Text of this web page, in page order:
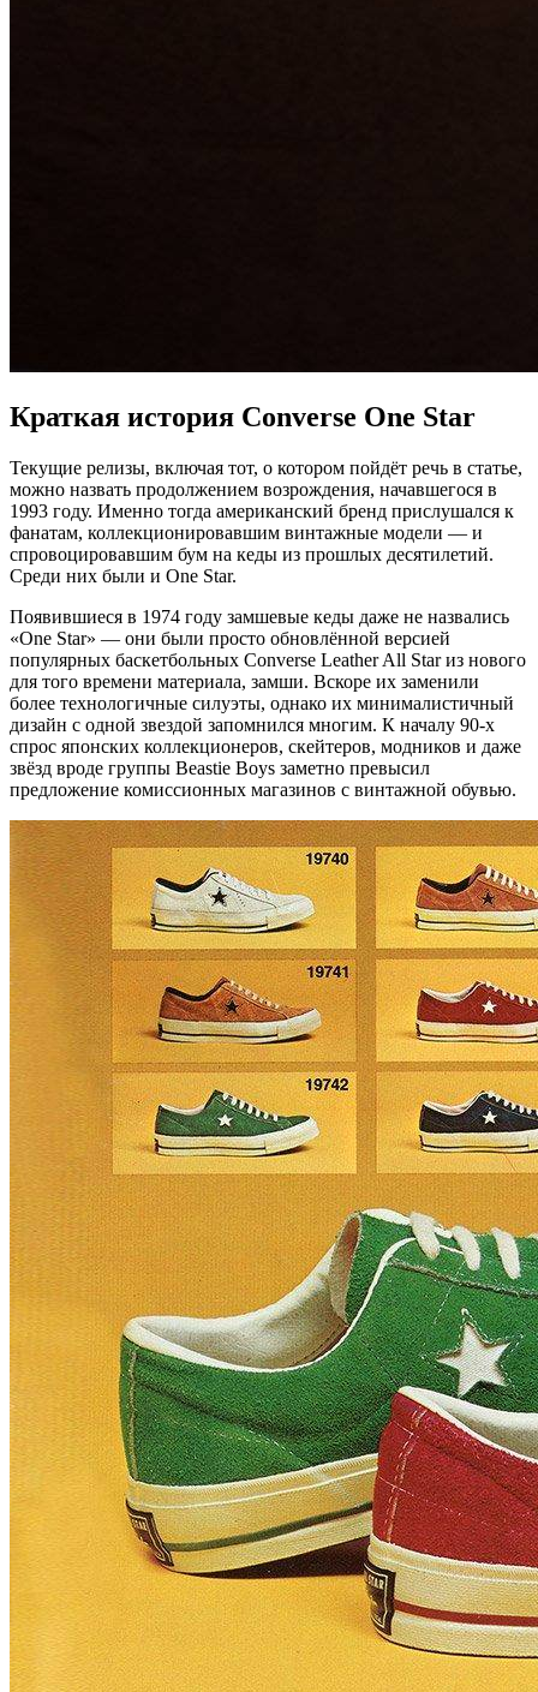
Краткая история Converse One Star
Текущие релизы, включая тот, о котором пойдёт речь в статье,
можно назвать продолжением возрождения, начавшегося в
1993 году. Именно тогда американский бренд прислушался к
фанатам, коллекционировавшим винтажные модели — и
спровоцировавшим бум на кеды из прошлых десятилетий.
Среди них были и One Star.
Появившиеся в 1974 году замшевые кеды даже не назвались
«One Star» — они были просто обновлённой версией
популярных баскетбольных Converse Leather All Star из нового
для того времени материала, замши. Вскоре их заменили
более технологичные силуэты, однако их минималистичный
дизайн с одной звездой запомнился многим. К началу 90-х
спрос японских коллекционеров, скейтеров, модников и даже
звёзд вроде группы Beastie Boys заметно превысил
предложение комиссионных магазинов с винтажной обувью.